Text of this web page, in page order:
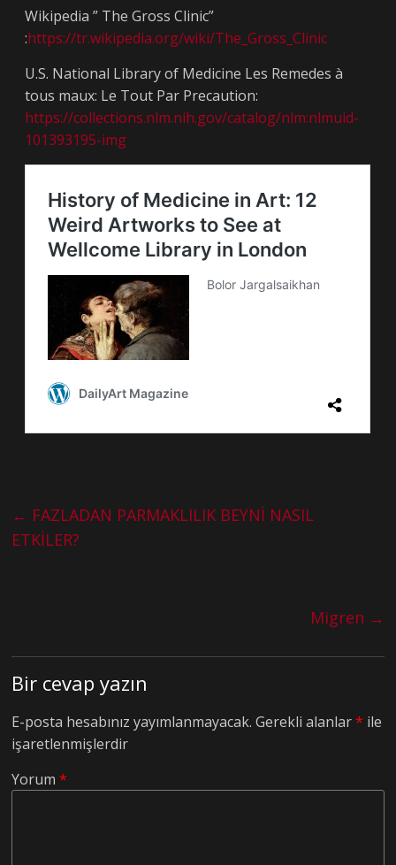
Wikipedia ” The Gross Clinic”
:https://tr.wikipedia.org/wiki/The_Gross_Clinic
U.S. National Library of Medicine Les Remedes à
tous maux: Le Tout Par Precaution:
https://collections.nlm.nih.gov/catalog/nlm:nlmuid-
101393195-img
← FAZLADAN PARMAKLILIK BEYNİ NASIL
ETKİLER?
Migren →
Bir cevap yazın
E-posta hesabınız yayımlanmayacak. Gerekli alanlar* ile
işaretlenmişlerdir
Yorum*